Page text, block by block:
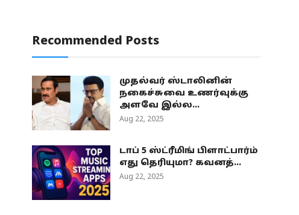
Recommended Posts
முதல்வர் ஸ்டாலினின்
நகைச்சுவை உணர்வுக்கு
அளவே இல்ல...
Aug 22, 2025
டாப் 5 ஸ்ட்ரீமிங் பிளாட்பார்ம்
எது தெரியுமா? கவனத்...
Aug 22, 2025